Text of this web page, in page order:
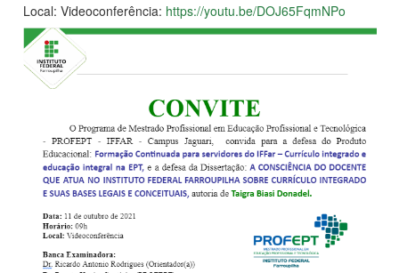
Local: Videoconferência: https://youtu.be/DOJ65FqmNPo